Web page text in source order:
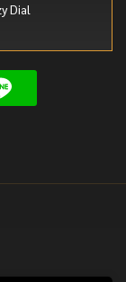
Dial